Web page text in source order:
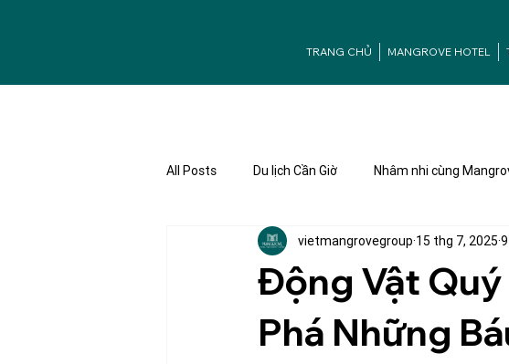
TRANG CHỦ MANGROVE HOTEL
All Posts Du lịch Cần Giờ Nhâm nhi cùng
Ưu đãi Mangrove Tuyển dụng
Động Vật Quý
Phá Những
vietmangrovegroup 15 thg 7, 2025